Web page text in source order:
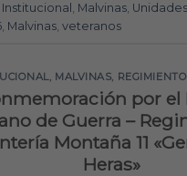
Institucional , Malvinas, Unidades
, Malvinas, veteranos
, MALVINAS,
por el
de Guerra –
Montaña 11
Heras»